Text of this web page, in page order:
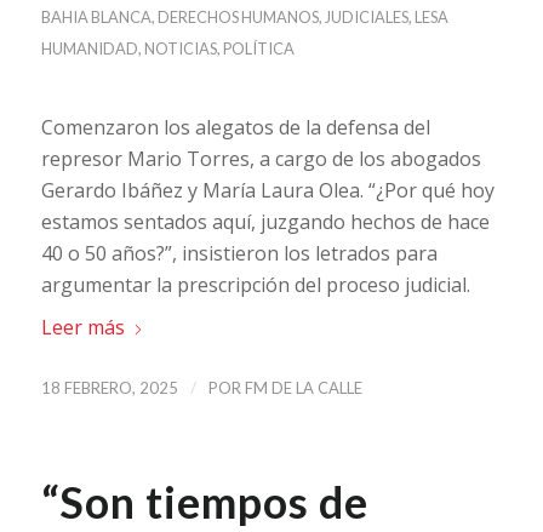
BAHIA BLANCA, DERECHOS HUMANOS,JUDICIALES, LESA
HUMANIDAD, NOTICIAS, POLÍTICA
Comenzaron los alegatos de la defensa del
represor Mario Torres, a cargo de los abogados
Gerardo Ibáñez y María Laura Olea. “¿Por qué hoy
estamos sentados aquí, juzgando hechos de hace
40 o 50 años?”, insistieron los letrados para
argumentar la prescripción del proceso judicial.
Leer más
18 FEBRERO, 2025 / POR FM DE LA CALLE
“Son tiempos de